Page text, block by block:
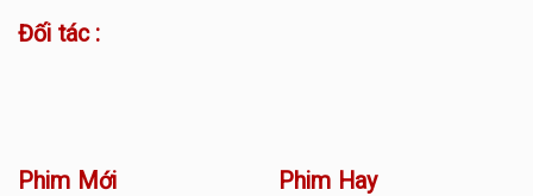
Đối tác :
Phim Mới Phim Hay